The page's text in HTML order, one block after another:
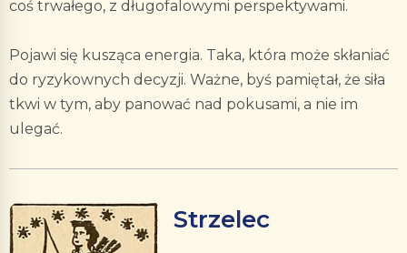
coś trwałego, z długofalowymi perspektywami.
Pojawi się kusząca energia. Taka, która może skłaniać
do ryzykownych decyzji. Ważne, byś pamiętał, że siła
tkwi w tym, aby panować nad pokusami, a nie im
ulegać.
Strzelec